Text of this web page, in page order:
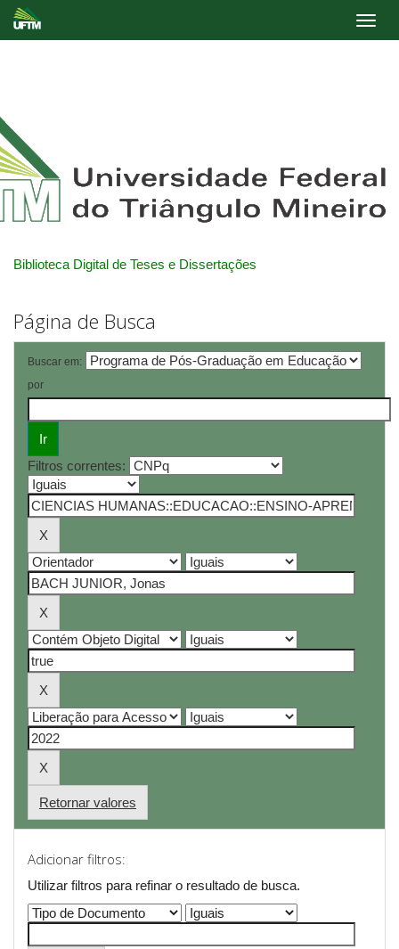
Biblioteca Digital de Teses e Dissertações
Página de Busca
Buscar em:
por
Filtros correntes:
Retornar valores
Adicionar filtros:
Utilizar filtros para refinar o resultado de busca.